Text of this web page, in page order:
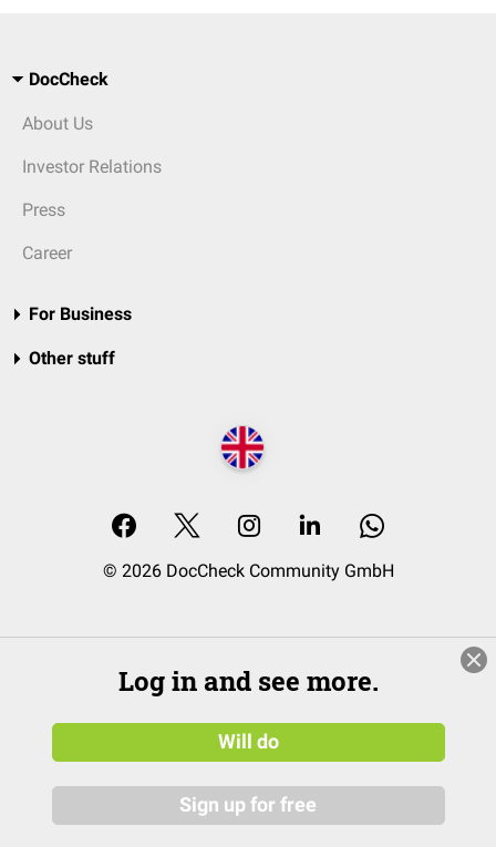
DocCheck
About Us
Investor Relations
Press
Career
For Business
Other stuff
© 2026 DocCheck Community GmbH
Log in and see more.
Will do
Sign up for free